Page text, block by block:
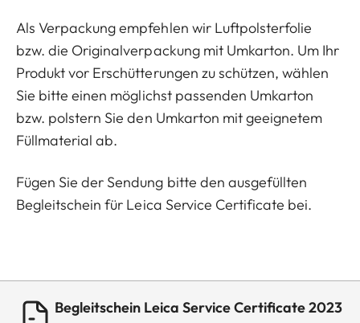
Als Verpackung empfehlen wir Luftpolsterfolie
bzw. die Originalverpackung mit Umkarton. Um Ihr
Produkt vor Erschütterungen zu schützen, wählen
Sie bitte einen möglichst passenden Umkarton
bzw. polstern Sie den Umkarton mit geeignetem
Füllmaterial ab.
Fügen Sie der Sendung bitte den ausgefüllten
Begleitschein für Leica Service Certificate bei.
Begleitschein Leica Service Certificate 2023